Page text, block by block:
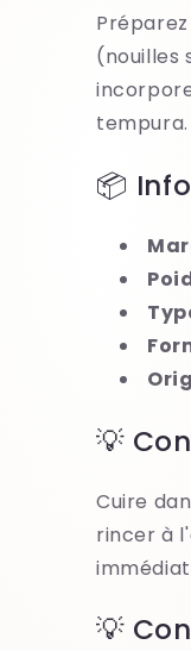
(nouilles
tempura.
📦
💡
Cuire
rincer à
💡